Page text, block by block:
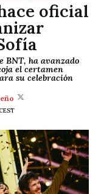
oficial
ha avanzado
el certamen
su celebración